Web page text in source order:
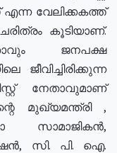
വേലിക്കകത്ത്
കൂടിയാണ്.
ജനപക്ഷ
ജീവിച്ചിരിക്കുന്ന
നേതാവുമാണ്
മുഖ്യമന്ത്രി ,
സാമാജികൻ,
സി. പി. ഐ.